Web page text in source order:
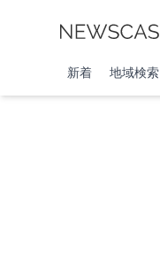
新着 地域検索